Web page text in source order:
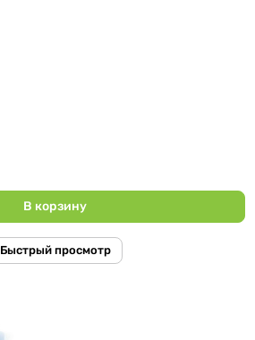
В корзину
Быстрый просмотр